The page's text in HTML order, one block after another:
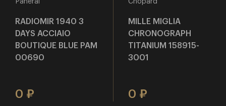
Panerai
RADIOMIR 1940 3
DAYS ACCIAIO
BOUTIQUE BLUE PAM
00690
0
Chopard
MILLE MIGLIA
CHRONOGRAPH
TITANIUM 158915-
3001
0